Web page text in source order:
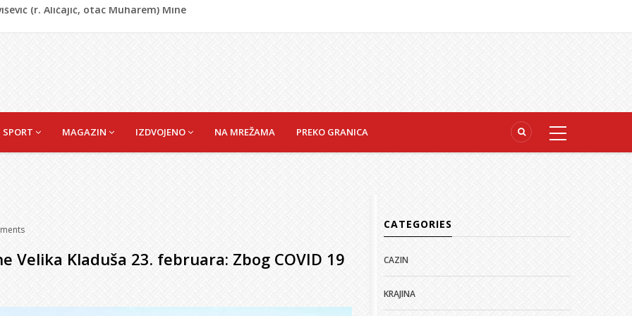
Vratite sankcije zvaničnicima iz Republike Srpske
čeka najbolju bh. plivačicu
su odabrali drugu reprezentaciju onda bi "birali", a ne
(r. Aličajić, otac Muharem) Mine
SPORT MAGAZIN IZDVOJENO NA MREŽAMA PREKO GRANICA
Velika Kladuša 23. februara: Zbog COVID 19
CATEGORIES
CAZIN
KRAJINA